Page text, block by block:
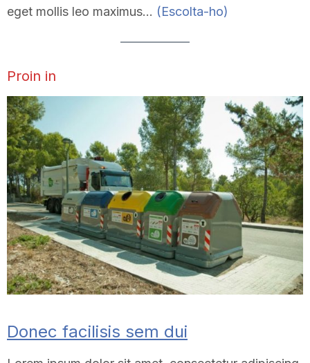
eget mollis leo maximus… (Escolta-ho)
Proin in
Donec facilisis sem dui